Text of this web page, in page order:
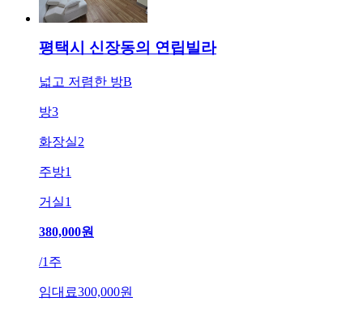
평택시 신장동의 연립빌라
넓고 저렴한 방B
방3
화장실2
주방1
거실1
380,000원
/1주
임대료300,000원